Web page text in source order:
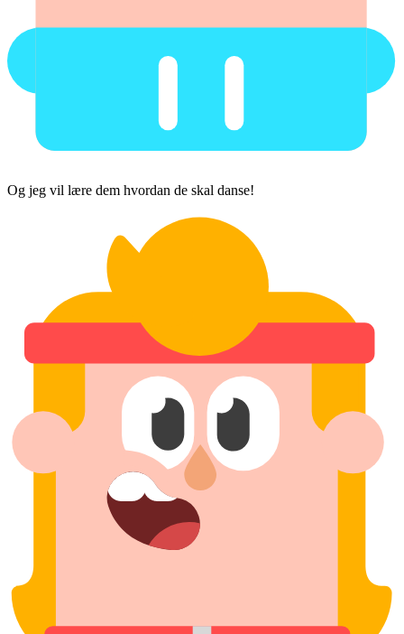
Og jeg vil lære dem hvordan de skal danse!